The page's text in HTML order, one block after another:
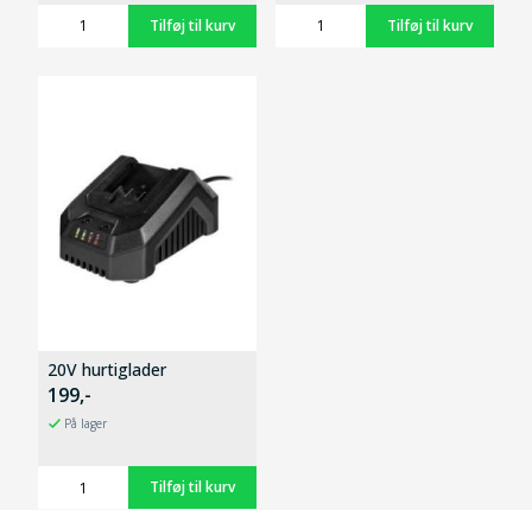
20V hurtiglader
199,-
På lager